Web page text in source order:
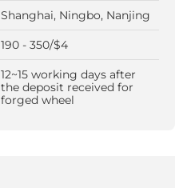
Shanghai, Ningbo, Nanjing
190 - 350/$4
12~15 working days after
the deposit received for
forged wheel